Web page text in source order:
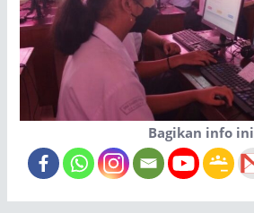
Bagikan info ini